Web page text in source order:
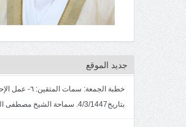
جديد الموقع
خطبة الجمعة: سمات
بتاريخ4/3/1447. سماحة الشيخ مصطفى المرهون